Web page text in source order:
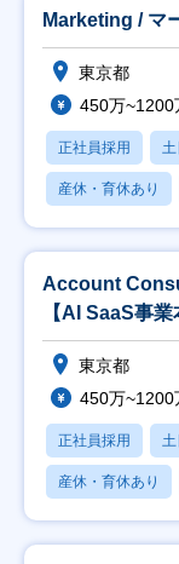
Marketing / マ
東京都
450万~1200
正社員採用
産休・育休あり
Account
【AI SaaS事業
東京都
450万~1200
正社員採用
産休・育休あり